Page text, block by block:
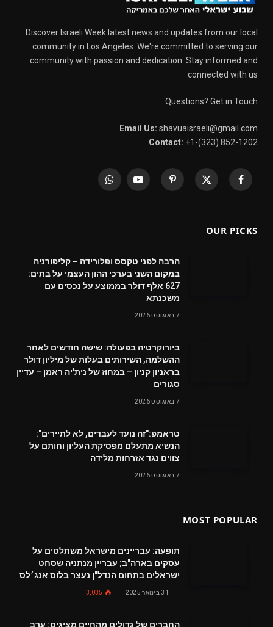
Discover Israeli Week latest news and updates from our local
community in Los Angeles. We're committed to serving our
community with passion and dedication. Stay informed and
connected with us
Questions? Get in Touch
Email Us: shavuaisraeli@gmail.com
Contact: +1-(323) 852-1202
Facebook
X
Pinterest
YouTube
WhatsApp
OUR PICKS
הרבה לפני טקסס ופלורידה – קליפורניה
במקום השני בערכי ההון העצמי על בתים:
627 אלף דולר בממוצע על נכסים עם
משכנתא
7 באוגוסט 2026
ביורוקרטיה בפעולה: שישה חודשים לאחר
ההשלמה, השירותים בעלות של מיליון דולר
בראניון קניון – במחוז של נית'יה ראמן – עדיין
סגורים
7 באוגוסט 2026
טראמפ:"זה נועד לעבדים, לא לתיירים":
הנשיא מתעלם מפסיקת העליון וחותם על
צווים נגד אזרחות מלידה
7 באוגוסט 2026
MOST POPULAR
תופעה: עבריינים מישראל משתלטים על
עסקים בארה"ב; עבריין מנתניה שסחט
ישראלים בתחום הנדל"ן נעצר בלוס אנג׳לס
31 בינואר 2025 3,035
החברים של גדולים מהחיים מציגים: ערב